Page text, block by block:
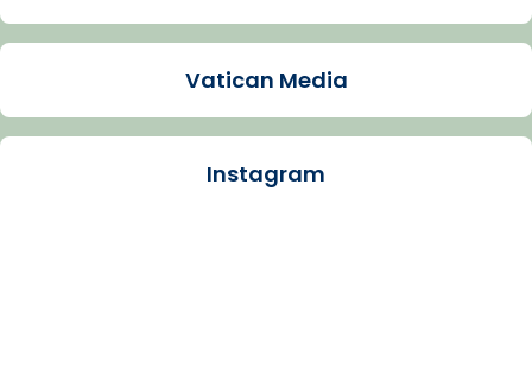
Imatge: Generada amb IA (OpenAI)
Arquebisbat de Barcelona
Vatican Media
Instagram